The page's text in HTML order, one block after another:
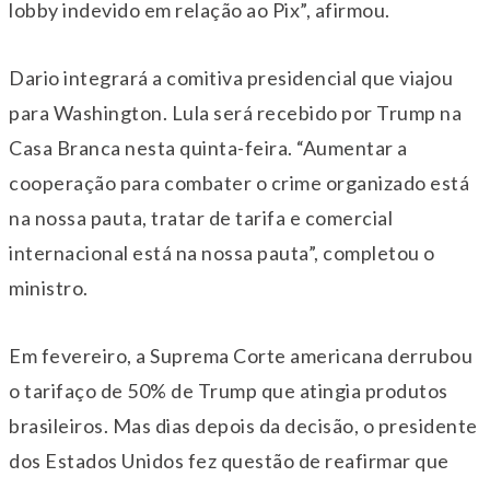
lobby indevido em relação ao Pix”, afirmou.
Dario integrará a comitiva presidencial que viajou
para Washington. Lula será recebido por Trump na
Casa Branca nesta quinta-feira. “Aumentar a
cooperação para combater o crime organizado está
na nossa pauta, tratar de tarifa e comercial
internacional está na nossa pauta”, completou o
ministro.
Em fevereiro, a Suprema Corte americana derrubou
o tarifaço de 50% de Trump que atingia produtos
brasileiros. Mas dias depois da decisão, o presidente
dos Estados Unidos fez questão de reafirmar que